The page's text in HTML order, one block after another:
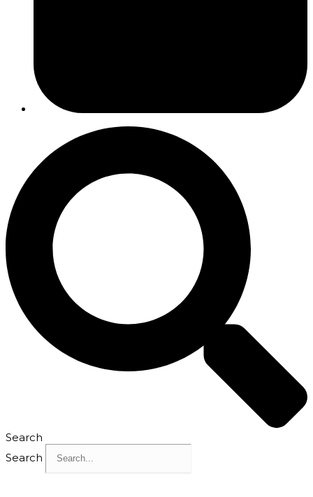
Search
Search